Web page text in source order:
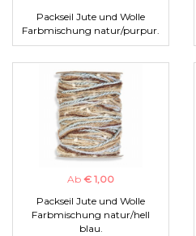
Packseil Jute und Wolle
Farbmischung natur/purpur.
Ab € 1,00
Packseil Jute und Wolle
Farbmischung natur/hell
blau.